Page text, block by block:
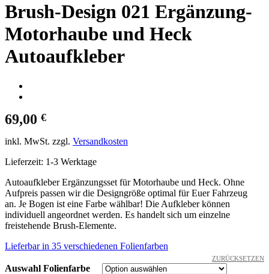
Brush-Design 021 Ergänzung-
Motorhaube und Heck
Autoaufkleber
69,00 €
inkl. MwSt. zzgl. Versandkosten
Lieferzeit: 1-3 Werktage
Autoaufkleber Ergänzungsset für Motorhaube und Heck. Ohne
Aufpreis passen wir die Designgröße optimal für Euer Fahrzeug
an. Je Bogen ist eine Farbe wählbar! Die Aufkleber können
individuell angeordnet werden. Es handelt sich um einzelne
freistehende Brush-Elemente.
Lieferbar in 35 verschiedenen Folienfarben
Auswahl Folienfarbe
ZURÜCKSETZEN